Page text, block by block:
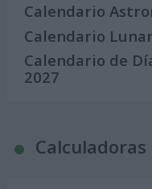
Calendario
Calendario Lunar
Calendario de
2027
Calculadoras